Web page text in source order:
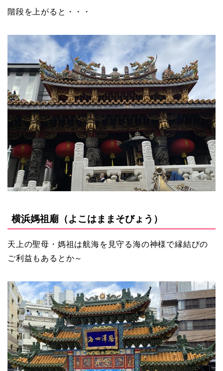
階段を上がると・・・
横浜媽祖廟（よこはままそびょう）
天上の聖母・媽祖は航海を見守る海の神様で縁結びの
ご利益もあるとか～